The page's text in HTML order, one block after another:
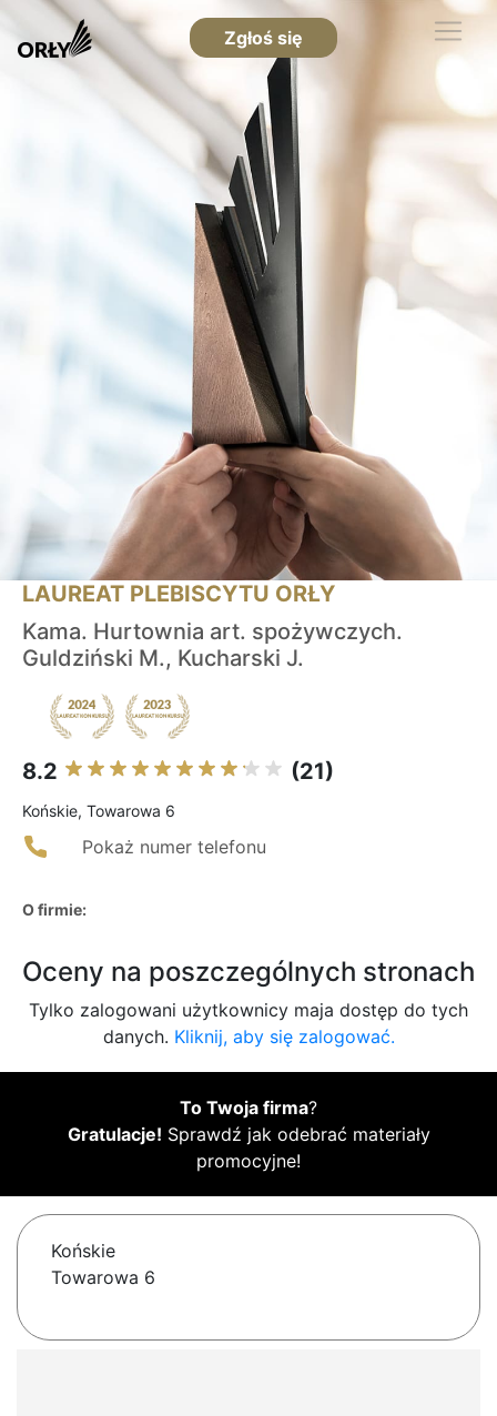
Zgłoś się
LAUREAT PLEBISCYTU ORŁY
Kama. Hurtownia art. spożywczych.
Guldziński M., Kucharski J.
8.2 (21)
Końskie, Towarowa 6
Pokaż numer telefonu
O firmie:
Oceny na poszczególnych stronach
Tylko zalogowani użytkownicy maja dostęp do tych
danych. Kliknij, aby się zalogować.
To Twoja firma?
Gratulacje! Sprawdź jak odebrać materiały
promocyjne!
Końskie
Towarowa 6